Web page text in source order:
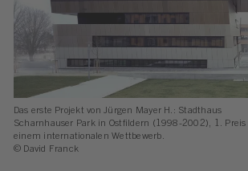
Das erste Projekt von Jürgen Mayer H.: Stadthaus
Scharnhauser Park in Ostfildern (1998-2002), 1. Preis
einem internationalen Wettbewerb.
© David Franck